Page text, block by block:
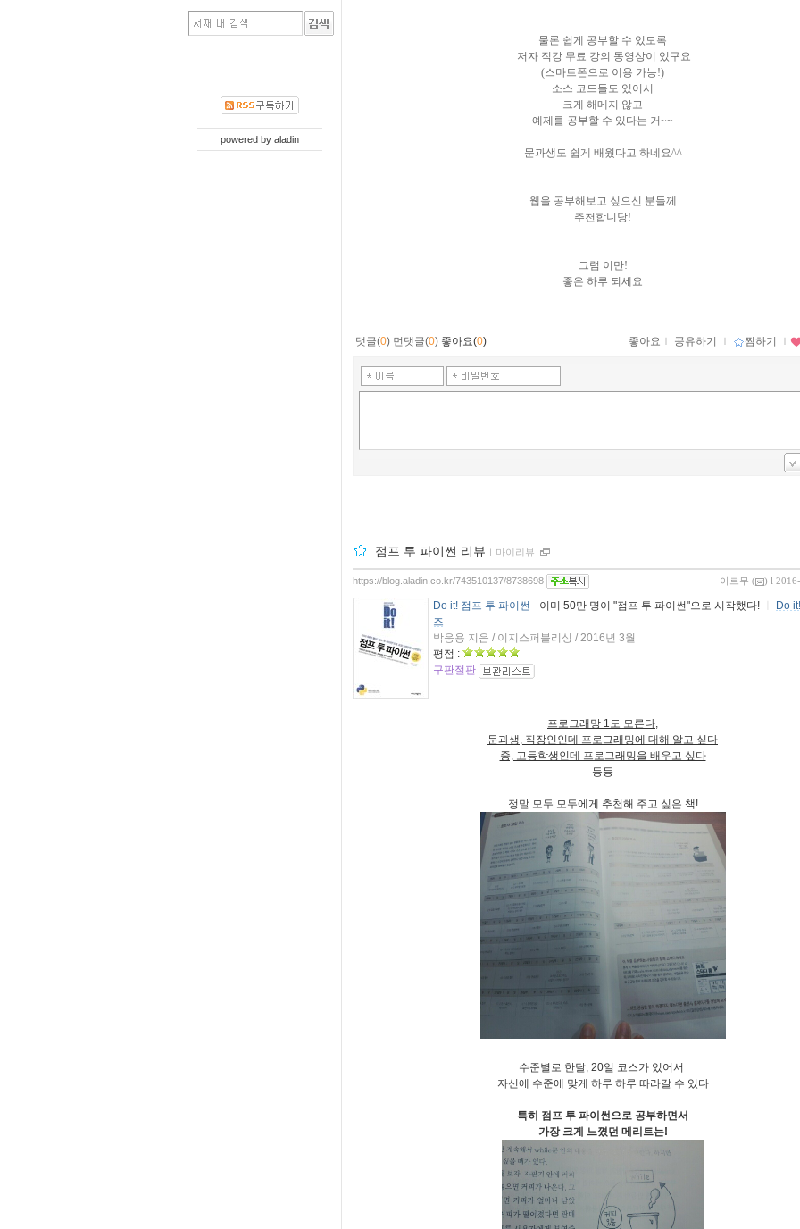
powered by aladin
물론 쉽게 공부할 수 있도록
저자 직강 무료 강의 동영상이 있구요
(스마트폰으로 이용 가능!)
소스 코드들도 있어서
크게 해메지 않고
예제를 공부할 수 있다는 거~~
문과생도 쉽게 배웠다고 하네요^^
웹을 공부해보고 싶으신 분들께
추천합니당!
그럼 이만!
좋은 하루 되세요
댓글(0) 먼댓글(0) 좋아요(0) 좋아요 ｌ 공유하기 ｌ 찜하기 ｌ
점프 투 파이썬 리뷰 ｌ 마이리뷰
아르무 ( ) l
https://blog.aladin.co.kr/743510137/8738698
Do it! 점프 투 파이썬 - 이미 50만 명이 "점프 투 파이썬"으로 시작했다!
Do
즈
박응용 지음 / 이지스퍼블리싱 / 2016년 3월
평점 :
구판절판
프로그래망 1도 모른다,
문과생, 직장인인데 프로그래밍에 대해 알고 싶다
중, 고등학생인데 프로그래밍을 배우고 싶다
등등
정말 모두 모두에게 추천해 주고 싶은 책!
수준별로 한달, 20일 코스가 있어서
자신에 수준에 맞게 하루 하루 따라갈 수 있다
특히 점프 투 파이썬으로 공부하면서
가장 크게 느꼈던 메리트는!